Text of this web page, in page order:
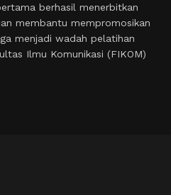
berhasil menerbitkan
membantu mempromosikan
menjadi wadah pelatihan
Ilmu Komunikasi (FIKOM)